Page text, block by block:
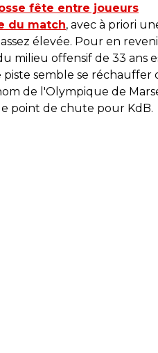
fête entre joueurs
du match, avec à priori
élevée. Pour en
milieu offensif de 33 ans
semble se réchauffer
de l'Olympique de
point de chute pour KdB.